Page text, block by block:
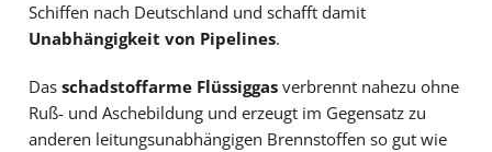
Schiffen nach Deutschland und schafft damit
Unabhängigkeit von Pipelines.
Das schadstoffarme Flüssiggas verbrennt nahezu ohne
Ruß- und Aschebildung und erzeugt im Gegensatz zu
anderen leitungsunabhängigen Brennstoffen so gut wie